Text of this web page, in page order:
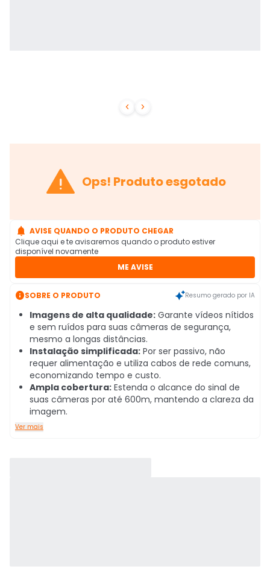
 
 Ops! Produto esgotado
 AVISE QUANDO O PRODUTO CHEGAR
Clique aqui e te avisaremos quando o produto estiver
disponível novamente
ME AVISE
SOBRE O PRODUTO Resumo gerado por IA
Imagens de alta qualidade: Garante vídeos nítidos
e sem ruídos para suas câmeras de segurança,
mesmo a longas distâncias.
Instalação simplificada: Por ser passivo, não
requer alimentação e utiliza cabos de rede comuns,
economizando tempo e custo.
Ampla cobertura: Estenda o alcance do sinal de
suas câmeras por até 600m, mantendo a clareza da
imagem.
Ver mais